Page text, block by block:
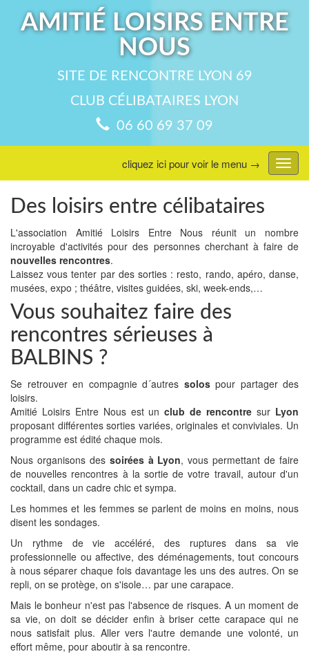
AMITIÉ LOISIRS ENTRE
NOUS
SITE DE RENCONTRE LYON 69
CLUB CÉLIBATAIRES LYON
06 60 69 37 09
menu
cliquez ici pour voir le menu →
Des loisirs entre célibataires
L'association Amitié Loisirs Entre Nous réunit un nombre
incroyable d'activités pour des personnes cherchant à faire de
nouvelles rencontres.
Laissez vous tenter par des sorties : resto, rando, apéro, danse,
musées, expo ; théâtre, visites guidées, ski, week-ends,…
Vous souhaitez faire des
rencontres sérieuses à
BALBINS ?
Se retrouver en compagnie d´autres solospour partager des
loisirs.
Amitié Loisirs Entre Nous est unclub de rencontre sur Lyon
proposant différentes sorties variées, originales et conviviales. Un
programme est édité chaque mois.
Nous organisons des soirées à Lyon, vous permettant de faire
de nouvelles rencontres à la sortie de votre travail, autour d'un
cocktail, dans un cadre chic et sympa.
Les hommes et les femmes se parlent de moins en moins, nous
disent les sondages.
Un rythme de vie accéléré, des ruptures dans sa vie
professionnelle ou affective, des déménagements, tout concours
à nous séparer chaque fois davantage les uns des autres. On se
repli, on se protège, on s'isole… par une carapace.
Mais le bonheur n'est pas l'absence de risques. A un moment de
sa vie, on doit se décider enfin à briser cette carapace qui ne
nous satisfait plus. Aller vers l'autre demande une volonté, un
effort même, pour aboutir à sa rencontre.